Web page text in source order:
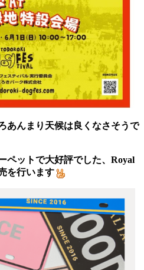
あんまり天候は良くなさそうで
ペットで大好評でした、Royal
を行います